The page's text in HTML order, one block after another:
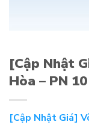
[Cập Nhật
Hòa – PN 10
[Cập Nhật Giá]